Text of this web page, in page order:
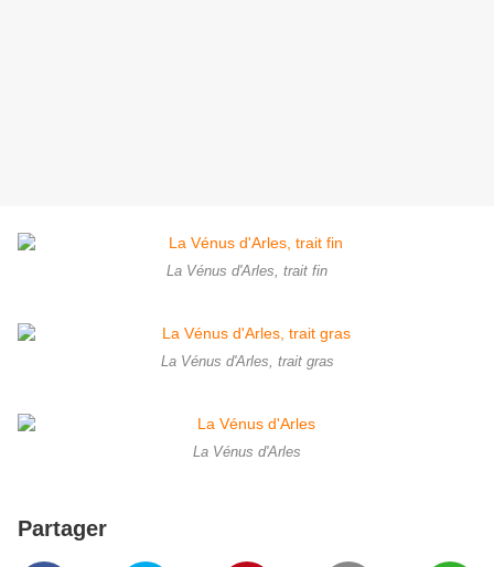
La Vénus d'Arles, trait fin
La Vénus d'Arles, trait gras
La Vénus d'Arles
Partager